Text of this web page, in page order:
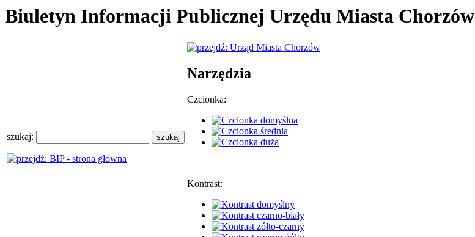
Biuletyn Informacji Publicznej Urzędu Miasta Chorzów
szukaj:
Narzędzia
Czcionka:
Kontrast: